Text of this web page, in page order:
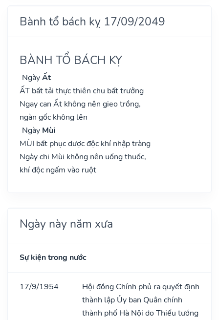
Bành tổ bách kỵ 17/09/2049
BÀNH TỔ BÁCH KỴ
NgàyẤt
ẤT bất tải thực thiên chu bất trưởng
Ngay can Ất không nên gieo trồng,
ngàn gốc không lên
Ngày Mùi
MÙI bất phục dược độc khí nhập tràng
Ngày chi Mùi không nên uống thuốc,
khí độc ngấm vào ruột
Ngày này năm xưa
Sự kiện trong nước
17/9/1954
Hội đồng Chính phủ ra quyết định
thành lập Ủy ban Quân chính
thành phố Hà Nội do Thiếu tướng